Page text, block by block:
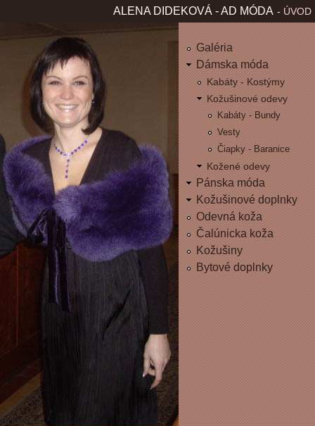
H
A
V
M
ÚVOD
ALENA DIDEKOVÁ - AD MÓDA
Galéria
Dámska móda
Kabáty - Kostýmy
Kožušinové odevy
Kabáty - Bundy
Vesty
Čiapky - Baranice
Kožené odevy
Pánska móda
Kožušinové doplnky
Odevná koža
Čalúnicka koža
Kožušiny
Bytové doplnky